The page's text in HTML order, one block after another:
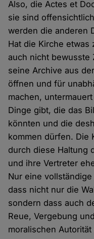
Also, die Actes et
sie sind
werden die anderen
Hat die Kirche
auch nicht bewusste
seine Archive aus
öffnen und für
machen,
Dinge gibt, die das
könnten und die
kommen dürfen. Die
durch diese Haltung
und ihre Vertreter
Nur eine
dass nicht nur die
sondern dass auch
Reue, Vergebung
moralischen